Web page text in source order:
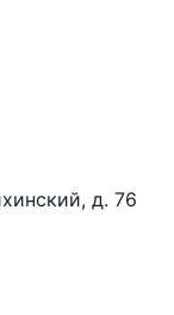
д. 76